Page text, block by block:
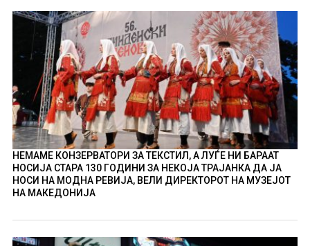
НЕМАМЕ КОНЗЕРВАТОРИ ЗА ТЕКСТИЛ, А ЛУЃЕ НИ БАРААТ
НОСИЈА СТАРА 130 ГОДИНИ ЗА НЕКОЈА ТРАЈАНКА ДА ЈА
НОСИ НА МОДНА РЕВИЈА, ВЕЛИ ДИРЕКТОРОТ НА МУЗЕЈОТ
НА МАКЕДОНИЈА